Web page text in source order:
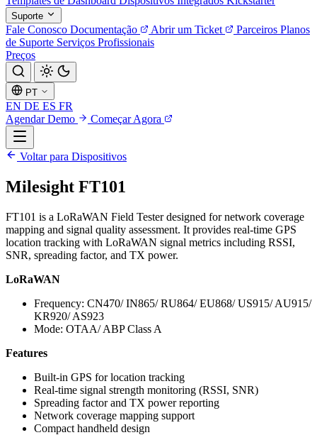
Suporte
Fale Conosco Documentação Abrir um Ticket Parceiros Planos
de Suporte Serviços Profissionais
Preços
PT
EN DE ES FR
Agendar Demo
Começar Agora
Voltar para Dispositivos
Milesight FT101
FT101 is a LoRaWAN Field Tester designed for network coverage
mapping and signal quality assessment. It provides real-time GPS
location tracking with LoRaWAN signal metrics including RSSI,
SNR, spreading factor, and TX power.
LoRaWAN
Frequency: CN470/ IN865/ RU864/ EU868/ US915/ AU915/
KR920/ AS923
Mode: OTAA/ ABP Class A
Features
Built-in GPS for location tracking
Real-time signal strength monitoring (RSSI, SNR)
Spreading factor and TX power reporting
Network coverage mapping support
Compact handheld design